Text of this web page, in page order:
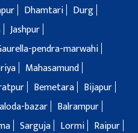
Dhamtari
Durg
Jashpur
pendra-marwahi
Mahasamund
Bemetara
Bijapur
bazar
Balrampur
Sarguja Lormi
Raipur